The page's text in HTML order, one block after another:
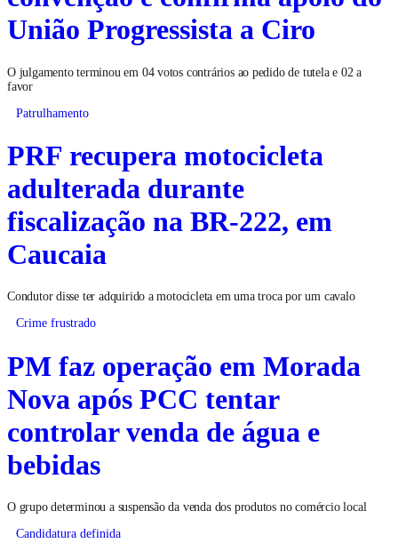
União Progressista a Ciro
O julgamento terminou em 04 votos contrários ao pedido de tutela e 02 a
favor
Patrulhamento
PRF recupera motocicleta
adulterada durante
fiscalização na BR-222, em
Caucaia
Condutor disse ter adquirido a motocicleta em uma troca por um cavalo
Crime frustrado
PM faz operação em Morada
Nova após PCC tentar
controlar venda de água e
bebidas
O grupo determinou a suspensão da venda dos produtos no comércio local
Candidatura definida